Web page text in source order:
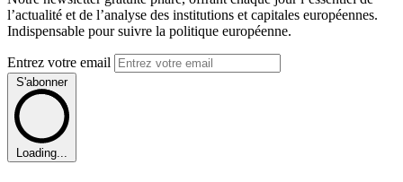
l’actualité et de l’analyse des institutions et capitales européennes.
Indispensable pour suivre la politique européenne.
Entrez votre email
S'abonner
Loading...